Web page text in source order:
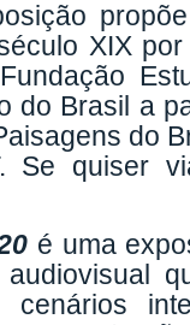
XIX
do Brasil a
do
Se quiser
é uma
cenários